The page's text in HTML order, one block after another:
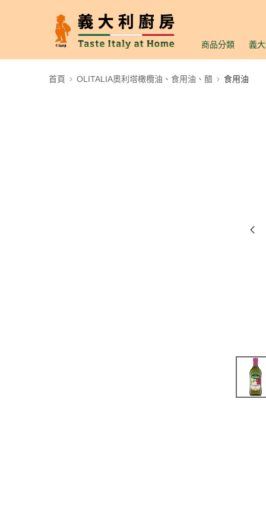
商品分類 義
首頁 OLITALIA奧利塔橄欖油、食用油、醋 食用油